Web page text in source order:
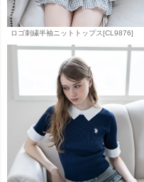
ロゴ刺繍半袖ニットトップス[CL9876]